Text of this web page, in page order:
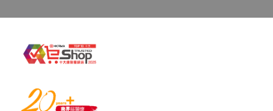
如有争议，健康网购health.ESDlife及深圳爱尔眼科医
所有健康检查/服务并非作为医疗诊断或治疗用
途。当阁下身体健康出现任何疾病征兆时，应立即